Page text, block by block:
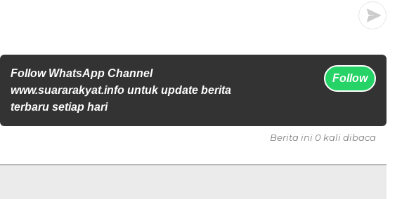
Follow WhatsApp Channel
www.suararakyat.info untuk update berita
terbaru setiap hari
Follow
Berita ini 0 kali dibaca